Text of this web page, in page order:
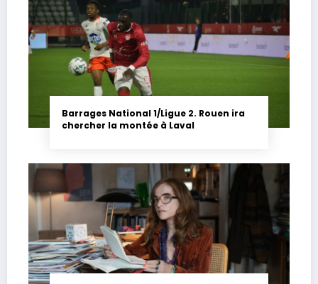
Barrages National 1/Ligue 2. Rouen ira
chercher la montée à Laval